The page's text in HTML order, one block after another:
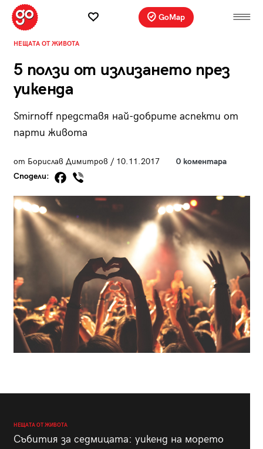
GoMap
НЕЩАТА ОТ ЖИВОТА
5 ползи от излизането през
уикенда
Smirnoff представя най-добрите аспекти от
парти живота
от Борислав Димитров / 10.11.2017
0 коментара
Сподели:
НЕЩАТА ОТ ЖИВОТА
Събития за седмицата: уикенд на морето